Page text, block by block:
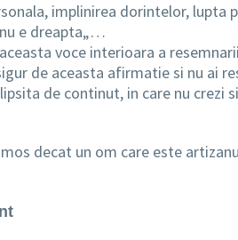
implinirea dorintelor, lupta
e dreapta„…
voce interioara a
de aceasta afirmatie si nu ai
de continut, in care nu
decat un om care este